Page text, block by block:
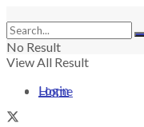
No Result
View All Result
Login
Home